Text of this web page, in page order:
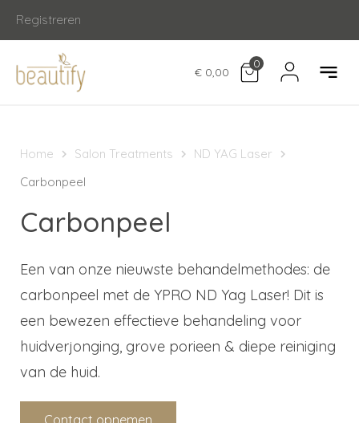
Registreren
0
€ 0,00
Home Salon Treatments
ND YAG Laser
Carbonpeel
Carbonpeel
Een van onze nieuwste behandelmethodes: de
carbonpeel met de YPRO ND Yag Laser! Dit is
een bewezen effectieve behandeling voor
huidverjonging, grove porieen & diepe reiniging
van de huid.
Contact opnemen